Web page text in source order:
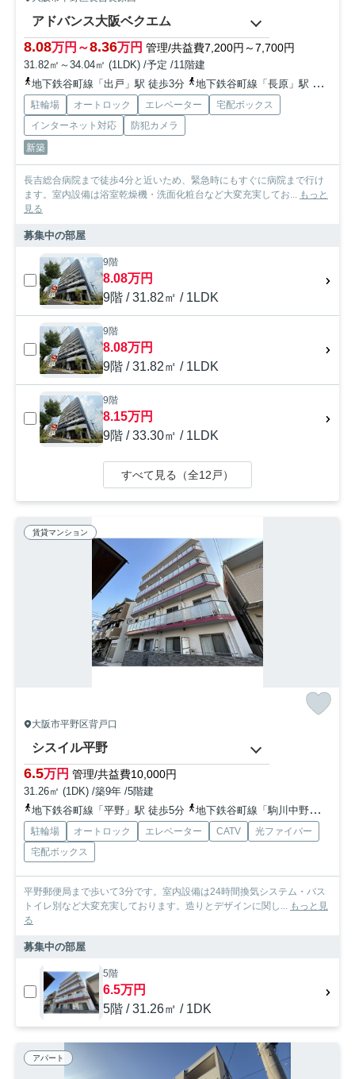
アドバンス大阪ベクエム
8.08万円～8.36万円 管理/共益費7,200円～7,700円
31.82㎡～34.04㎡ (1LDK) /予定 /11階建
地下鉄谷町線「出戸」駅 徒歩3分
地下鉄谷町線「長原」駅 徒歩15分
駐輪場 オートロック エレベーター
宅配ボックス
インターネット対応
防犯カメラ
新築
長吉総合病院まで徒歩4分と近いため、緊急時にもすぐに病院まで行け
ます。室内設備は浴室乾燥機・洗面化粧台など大変充実してお... もっと
見る
募集中の部屋
9階
8.08万円
9階 / 31.82㎡ / 1LDK
9階
8.08万円
9階 / 31.82㎡ / 1LDK
9階
8.15万円
9階 / 33.30㎡ / 1LDK
すべて見る（全12戸）
賃貸マンション
大阪市平野区背戸口
シスイル平野
6.5万円 管理/共益費10,000円
31.26㎡ (1DK) /築9年 /5階建
地下鉄谷町線「平野」駅 徒歩5分
地下鉄谷町線「駒川中野」駅 徒歩12分
駐輪場 オートロック エレベーター CATV
光ファイバー
宅配ボックス
平野郵便局まで歩いて3分です。室内設備は24時間換気システム・バス
トイレ別など大変充実しております。造りとデザインに関し... もっと見
る
募集中の部屋
5階
6.5万円
5階 / 31.26㎡ / 1DK
アパート